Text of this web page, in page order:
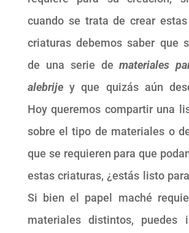
cuando se trata de crear
criaturas debemos saber que
de una serie demateriales
alebrijey que quizás aún
Hoy queremos compartir una
sobre el tipo de materiales o
que se requieren para que
estas criaturas, ¿estás listo
Si bien el papel maché
materiales distintos, puedes